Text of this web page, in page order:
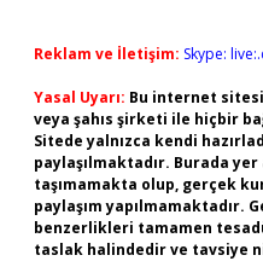
Reklam ve İletişim: Skype:
Yasal Uyarı: Bu internet
veya şahıs şirketi ile hiçbir
Sitede yalnızca kendi
paylaşılmaktadır. Burada
taşımamakta olup, gerçek
paylaşım yapılmamaktadır.
benzerlikleri tamamen
taslak halindedir ve tavsiye